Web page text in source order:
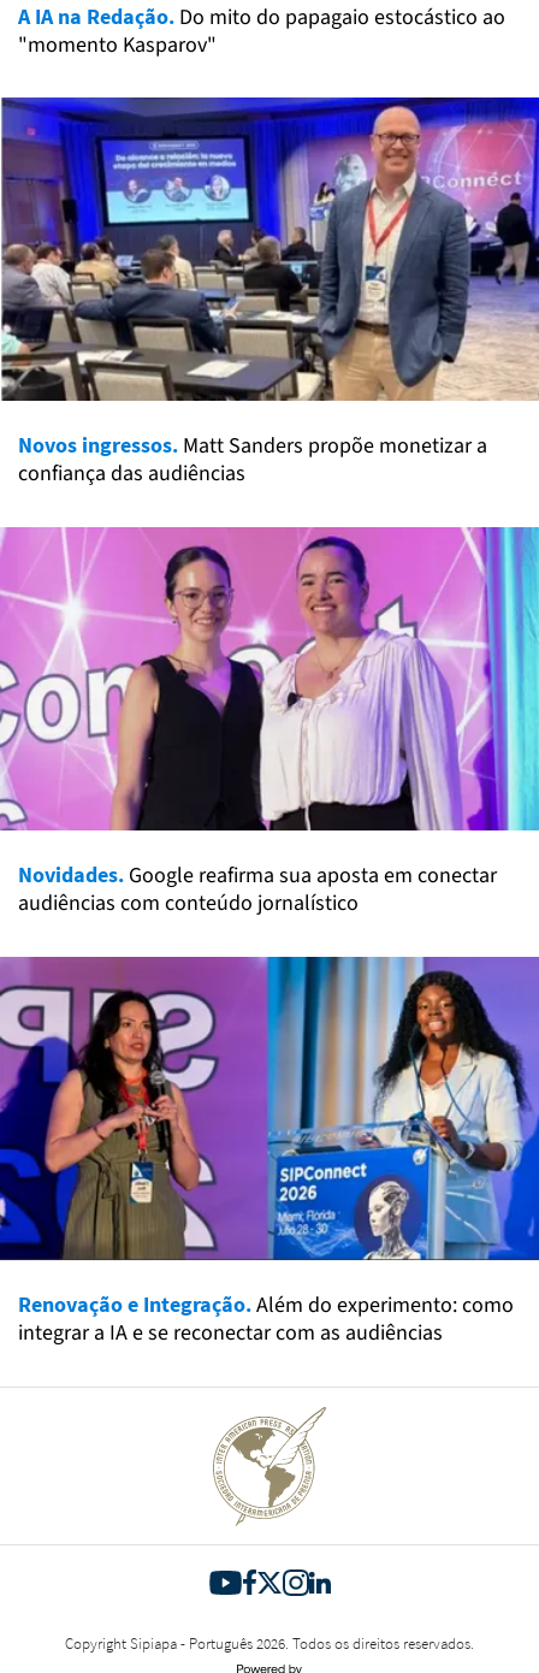
A IA na Redação. Do mito do papagaio estocástico ao
"momento Kasparov"
Novos ingressos. Matt Sanders propõe monetizar a
confiança das audiências
Novidades. Google reafirma sua aposta em conectar
audiências com conteúdo jornalístico
Renovação e Integração.Além do experimento: como
integrar a IA e se reconectar com as audiências
Copyright Sipiapa - Português 2026. Todos os direitos reservados.